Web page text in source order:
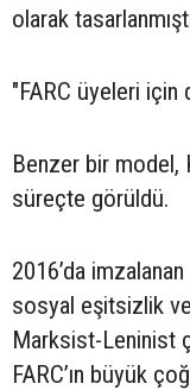
olarak
"FARC üyeleri
Benzer bir model,
süreçte görüldü.
2016’da
sosyal eşitsizlik
Marksist-Leninist
FARC’ın büyük